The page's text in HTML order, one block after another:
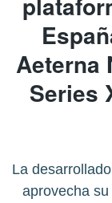
Aeterna
Series
La
aprovecha